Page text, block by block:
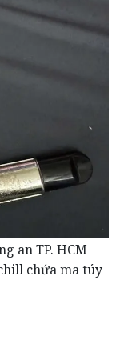
an TP. HCM
chứa ma túy